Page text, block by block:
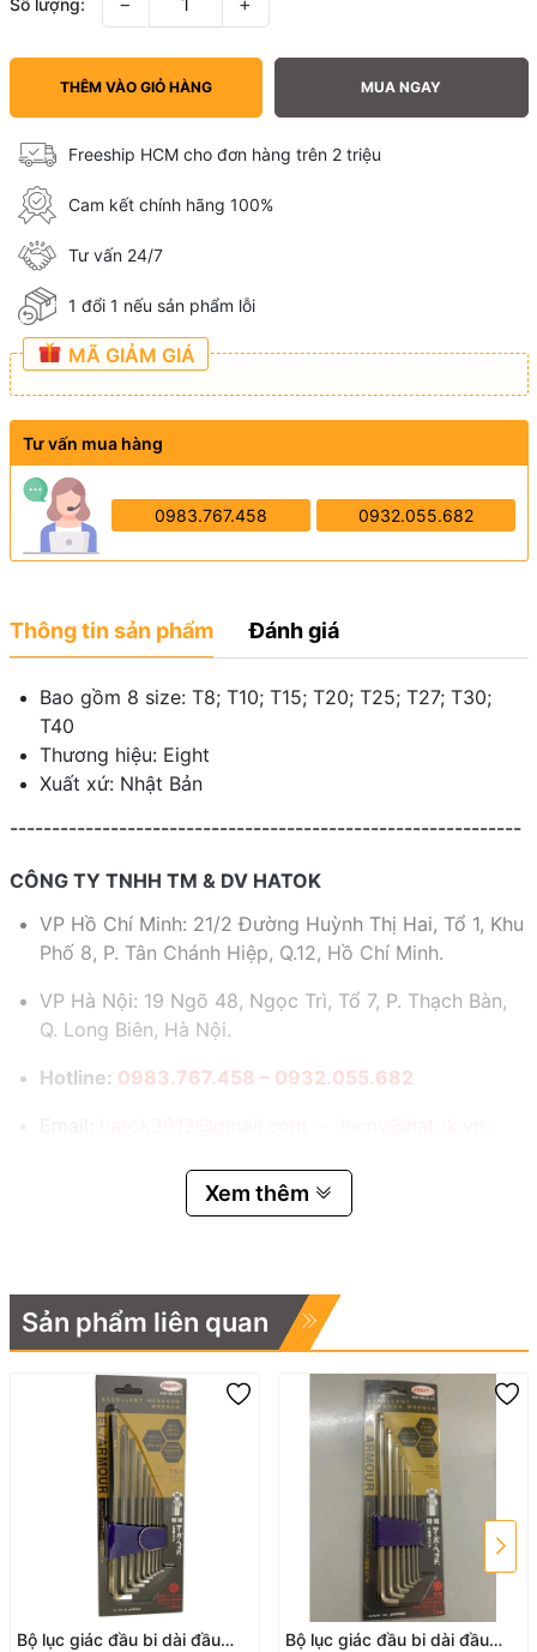
THÊM VÀO GIỎ HÀNG MUA NGAY
Freeship HCM cho đơn hàng trên 2 triệu
Cam kết chính hãng 100%
Tư vấn 24/7
1 đổi 1 nếu sản phẩm lỗi
MÃ GIẢM GIÁ
Tư vấn mua hàng
0983.767.458 0932.055.682
Thông tin sản phẩm Đánh giá
Bao gồm 8 size: T8; T10; T15; T20; T25; T27; T30;
T40
Thương hiệu: Eight
Xuất xứ: Nhật Bản
-------------------------------------------------------------
CÔNG TY TNHH TM & DV HATOK
VP Hồ Chí Minh: 21/2 Đường Huỳnh Thị Hai, Tổ 1, Khu
Phố 8, P. Tân Chánh Hiệp, Q.12, Hồ Chí Minh.
VP Hà Nội: 19 Ngõ 48, Ngọc Trì, Tổ 7, P. Thạch Bàn,
Q. Long Biên, Hà Nội.
Hotline: 0983.767.458 – 0932.055.682
Xem thêm
Sản phẩm liên quan
Bộ lục giác đầu bi dài đầu
Bộ lục giác đầu bi dài đầu